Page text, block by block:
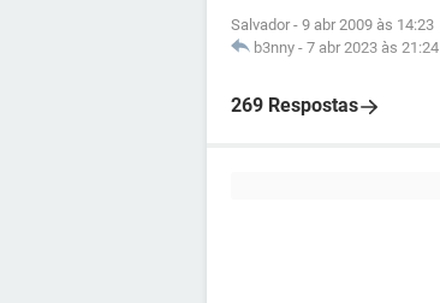
Salvador - 9 abr 2009 às 14:23
b3nny - 7 abr 2023 às 21:24
269 Respostas